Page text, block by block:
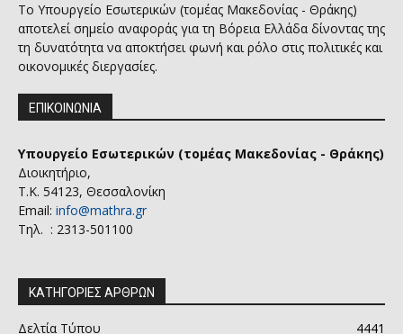
Το Υπουργείο Εσωτερικών (τομέας Μακεδονίας - Θράκης)
αποτελεί σημείο αναφοράς για τη Βόρεια Ελλάδα δίνοντας της
τη δυνατότητα να αποκτήσει φωνή και ρόλο στις πολιτικές και
οικονομικές διεργασίες.
ΕΠΙΚΟΙΝΩΝΙΑ
Υπουργείο Εσωτερικών (τομέας Μακεδονίας - Θράκης)
Διοικητήριο,
Τ.Κ. 54123, Θεσσαλονίκη
Email: info@mathra.gr
Τηλ. : 2313-501100
ΚΑΤΗΓΟΡΙΕΣ ΑΡΘΡΩΝ
Δελτία Τύπου
4441